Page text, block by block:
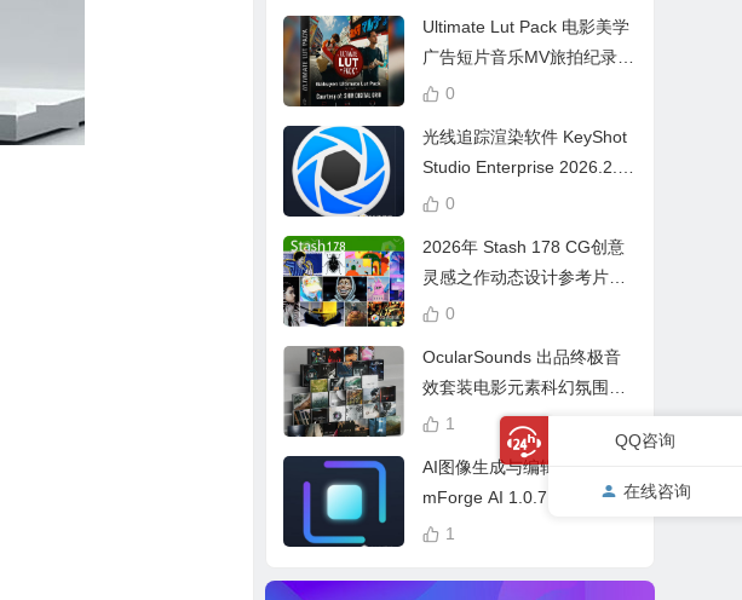
Ultimate Lut Pack 电影美学
广告短片音乐MV旅拍纪录片
视频调色预设
0
光线追踪渲染软件 KeyShot
Studio Enterprise 2026.2.1
Win中文版
0
2026年 Stash 178 CG创意
灵感之作动态设计参考片广
告视频动画短片合集
0
OcularSounds 出品终极音
效套装电影元素科幻氛围冲
击无人机音效素材包 Full Ac
cess Bundle
1
AI图像生成与编辑软件 Drea
mForge AI 1.0.7 中英文多
语言 Win 本地离线运行
1
QQ咨询
在线咨询